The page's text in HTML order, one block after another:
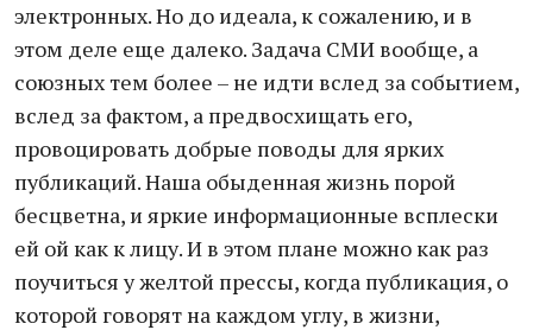
электронных. Но до идеала, к сожалению, и в
этом деле еще далеко. Задача СМИ вообще, а
союзных тем более – не идти вслед за событием,
вслед за фактом, а предвосхищать его,
провоцировать добрые поводы для ярких
публикаций. Наша обыденная жизнь порой
бесцветна, и яркие информационные всплески
ей ой как к лицу. И в этом плане можно как раз
поучиться у желтой прессы, когда публикация, о
которой говорят на каждом углу, в жизни,